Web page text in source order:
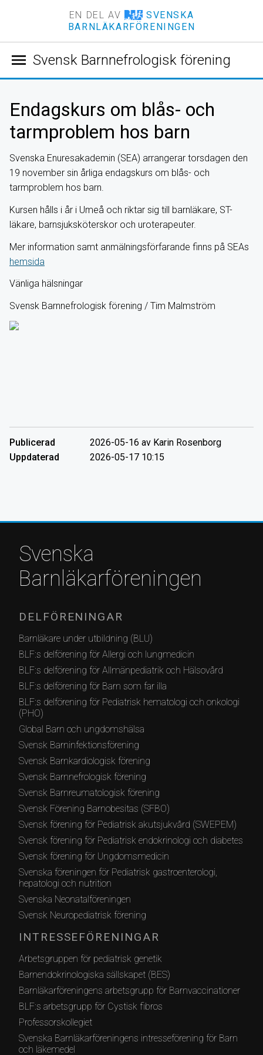
EN DEL AV
SVENSKA
BARNLÄKARFÖRENINGEN
Svensk Barnnefrologisk förening
menu
Endagskurs om blås- och
tarmproblem hos barn
Svenska Enuresakademin (SEA) arrangerar torsdagen den
19 november sin årliga endagskurs om blås- och
tarmproblem hos barn.
Kursen hålls i år i Umeå och riktar sig till barnläkare, ST-
läkare, barnsjuksköterskor och uroterapeuter.
Mer information samt anmälningsförfarande finns på SEAs
hemsida
Vänliga hälsningar
Svensk Barnnefrologisk förening / Tim Malmström
Publicerad
2026-05-16 av Karin Rosenborg
Uppdaterad
2026-05-17 10:15
Svenska
Barnläkarföreningen
DELFÖRENINGAR
Barnläkare under utbildning (BLU)
BLF:s delförening för Allergi och lungmedicin
BLF:s delförening för Allmänpediatrik och Hälsovård
BLF:s delförening för Barn som far illa
BLF:s delförening för Pediatrisk hematologi och onkologi
(PHO)
Global Barn och ungdomshälsa
Svensk Barninfektionsförening
Svensk Barnkardiologisk förening
Svensk Barnnefrologisk förening
Svensk Barnreumatologisk förening
Svensk Förening Barnobesitas (SFBO)
Svensk förening för Pediatrisk akutsjukvård (SWEPEM)
Svensk förening för Pediatrisk endokrinologi och diabetes
Svensk förening för Ungdomsmedicin
Svenska föreningen för Pediatrisk gastroenterologi,
hepatologi och nutrition
Svenska Neonatalföreningen
Svensk Neuropediatrisk förening
INTRESSEFÖRENINGAR
Arbetsgruppen för pediatrisk genetik
Barnendokrinologiska sällskapet (BES)
Barnläkarföreningens arbetsgrupp för Barnvaccinationer
BLF:s arbetsgrupp för Cystisk fibros
Professorskollegiet
Svenska Barnläkarföreningens intresseförening för Barn
och läkemedel